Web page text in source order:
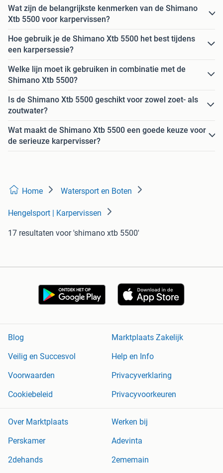
Wat zijn de belangrijkste kenmerken van de Shimano
Xtb 5500 voor karpervissen?
Hoe gebruik je de Shimano Xtb 5500 het best tijdens
een karpersessie?
Welke lijn moet ik gebruiken in combinatie met de
Shimano Xtb 5500?
Is de Shimano Xtb 5500 geschikt voor zowel zoet- als
zoutwater?
Wat maakt de Shimano Xtb 5500 een goede keuze voor
de serieuze karpervisser?
Home Watersport en Boten
Hengelsport | Karpervissen
17 resultaten voor 'shimano xtb 5500'
Blog
Marktplaats Zakelijk
Veilig en Succesvol
Help en Info
Voorwaarden
Privacyverklaring
Cookiebeleid
Privacyvoorkeuren
Over Marktplaats
Werken bij
Perskamer
Adevinta
2dehands
2ememain